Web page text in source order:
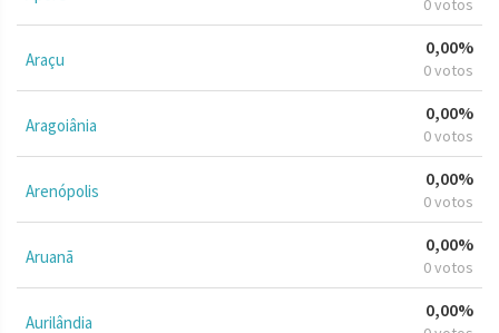
Araçu
0,00%
0 votos
Aragoiânia
0,00%
0 votos
Arenópolis
0,00%
0 votos
Aruanã
0,00%
0 votos
Aurilândia
0,00%